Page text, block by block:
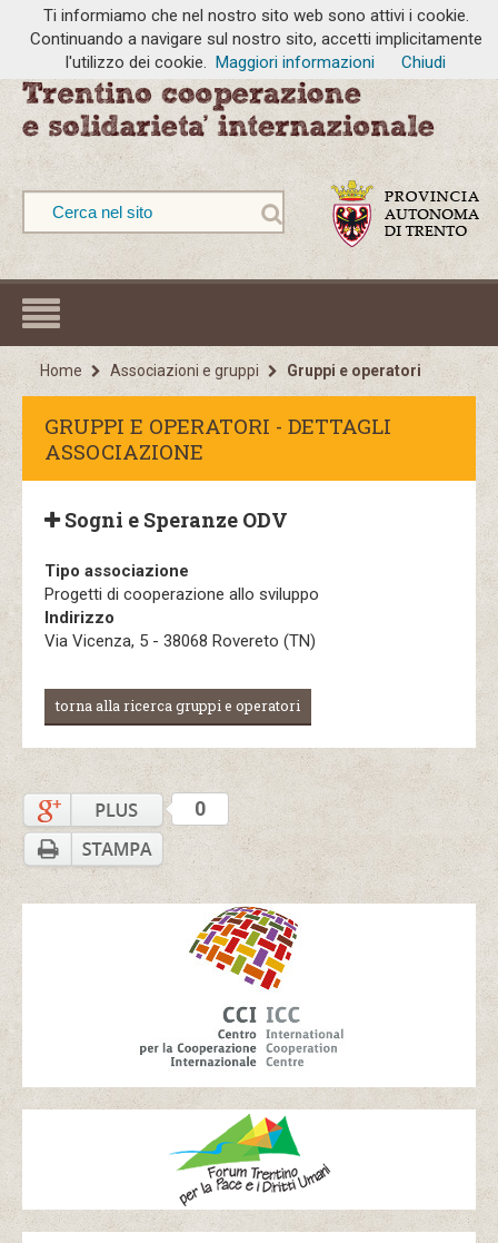
Home Associazioni e gruppi Gruppi e operatori
GRUPPI E OPERATORI - DETTAGLI
ASSOCIAZIONE
Sogni e Speranze ODV
Tipo associazione
Progetti di cooperazione allo sviluppo
Indirizzo
Via Vicenza, 5 - 38068 Rovereto (TN)
torna alla ricerca gruppi e operatori
0
Ti informiamo che nel nostro sito web sono attivi i cookie.
Continuando a navigare sul nostro sito, accetti implicitamente
l'utilizzo dei cookie. Maggiori informazioni Chiudi